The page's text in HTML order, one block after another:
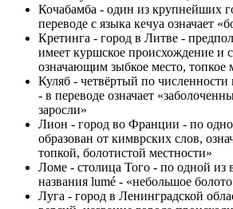
Кочабамба - один из крупнейших
переводе с языка кечуа означает
Кретинга - город в Литве -
имеет куршское происхождение и
означающим зыбкое место, топкое
Куляб - четвёртый по
- в переводе означает
заросли»
Лион - город во Франции - по
образован от кимврских слов,
топкой, болотистой местности»
Ломе - столица Того - по одной из
названия lumé - «небольшое
Луга - город в Ленинградской